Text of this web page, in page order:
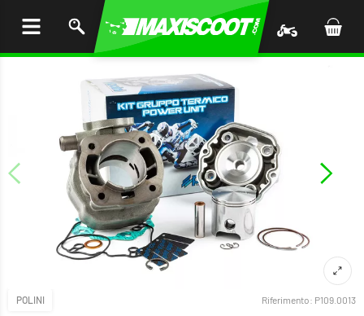
POLINI Riferimento: P109.0013